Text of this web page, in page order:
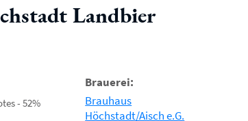
Landbier
- 52%
Brauerei:
Brauhaus
Höchstadt/Aisch e.G.